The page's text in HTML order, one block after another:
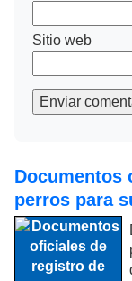
Sitio web
Enviar
Documentos
perros para